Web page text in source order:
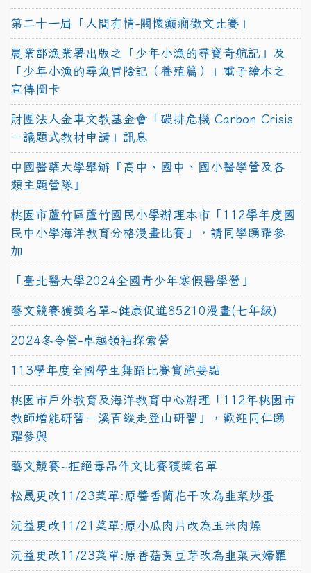
第二十一屆「人間有情-關懷癲癇徵文比賽」
農業部漁業署出版之「少年小漁的尋寶奇航記」及
「少年小漁的尋魚冒險記（養殖篇）」電子繪本之
宣傳圖卡
財團法人金車文教基金會「碳排危機 Carbon Crisis
－議題式教材申請」訊息
中國醫藥大學舉辦『高中、國中、國小醫學營及各
類主題營隊』
桃園市蘆竹區蘆竹國民小學辦理本市「112學年度國
民中小學海洋教育分格漫畫比賽」，請同學踴躍參
加
「臺北醫大學2024全國青少年寒假醫學營」
藝文競賽獲獎名單~健康促進85210漫畫(七年級)
2024冬令營-卓越領袖探索營
113學年度全國學生舞蹈比賽實施要點
桃園市戶外教育及海洋教育中心辦理「112年桃園市
教師增能研習－溪百縱走登山研習」，歡迎同仁踴
躍參與
藝文競賽~拒絕毒品作文比賽獲獎名單
松晟更改11/23菜單:原醬香蘭花干改為韭菜炒蛋
沅益更改11/21菜單:原小瓜肉片改為玉米肉燥
沅益更改11/23菜單:原香菇黃豆芽改為韭菜天婦羅